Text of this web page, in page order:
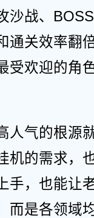
沙战、
通关效率翻
受欢迎的角
人气的根源
机的需求，
手，也能让
而是各领域